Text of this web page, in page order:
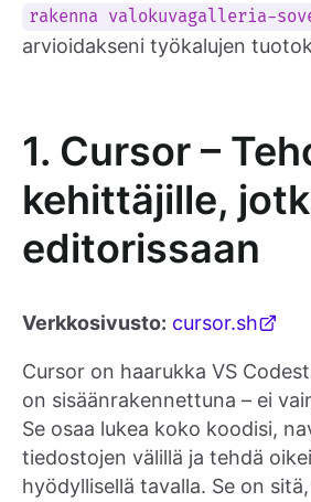
rakenna valokuvagalleria-
arvioidakseni työkalujen
1. Cursor –
kehittäjille,
editorissaan
Verkkosivusto: cursor.sh
Cursor on haarukka VS
on sisäänrakennettuna – ei
Se osaa lukea koko koodisi,
tiedostojen välillä ja tehdä
hyödyllisellä tavalla. Se on